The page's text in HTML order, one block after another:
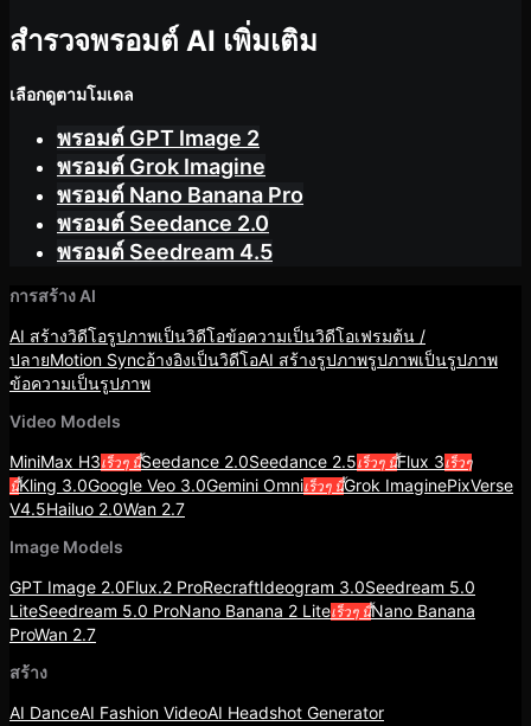
สำรวจพรอมต์ AI เพิ่มเติม
เลือกดูตามโมเดล
พรอมต์ GPT Image 2
พรอมต์ Grok Imagine
พรอมต์ Nano Banana Pro
พรอมต์ Seedance 2.0
พรอมต์ Seedream 4.5
การสร้าง AI
AI สร้างวิดีโอรูปภาพเป็นวิดีโอข้อความเป็นวิดีโอเฟรมต้น /
ปลายMotion Syncอ้างอิงเป็นวิดีโอAI สร้างรูปภาพรูปภาพเป็นรูปภาพ
ข้อความเป็นรูปภาพ
Video Models
MiniMax H3เร็วๆ นี้Seedance 2.0Seedance 2.5เร็วๆ นี้Flux 3เร็วๆ
นี้Kling 3.0Google Veo 3.0Gemini Omniเร็วๆ นี้Grok ImaginePixVerse
V4.5Hailuo 2.0Wan 2.7
Image Models
GPT Image 2.0Flux.2 ProRecraftIdeogram 3.0Seedream 5.0
LiteSeedream 5.0 ProNano Banana 2 Liteเร็วๆ นี้Nano Banana
ProWan 2.7
สร้าง
AI DanceAI Fashion VideoAI Headshot Generator